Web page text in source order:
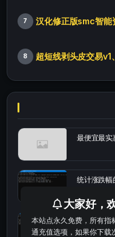
7 汉化修正版smc智能
8 超短线剥头皮交易v1
最便宜最实
统计涨跌
okx的短线
大家好，
本站点永久免费，所有指
通充值选项，如果你下载